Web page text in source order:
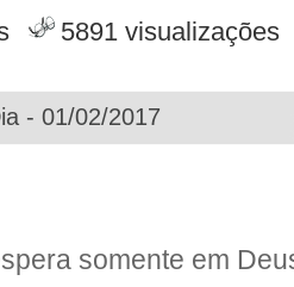
5891 visualizações
- 01/02/2017
somente em